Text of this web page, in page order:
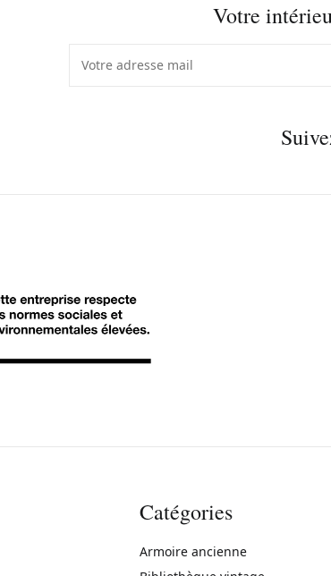
Votre
Catégories
Armoire ancienne